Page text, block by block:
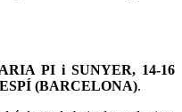
PI i SUNYER, 14-16
(BARCELONA).